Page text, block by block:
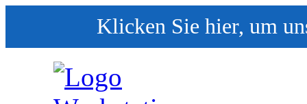
Klicken Sie hier, um